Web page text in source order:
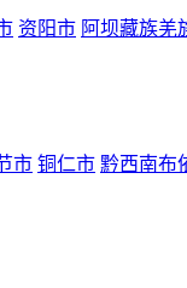
资阳市 阿坝藏族羌
市 铜仁市 黔西南布